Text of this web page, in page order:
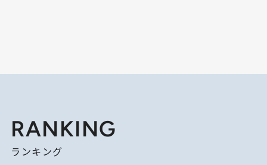
RANKING
ランキング